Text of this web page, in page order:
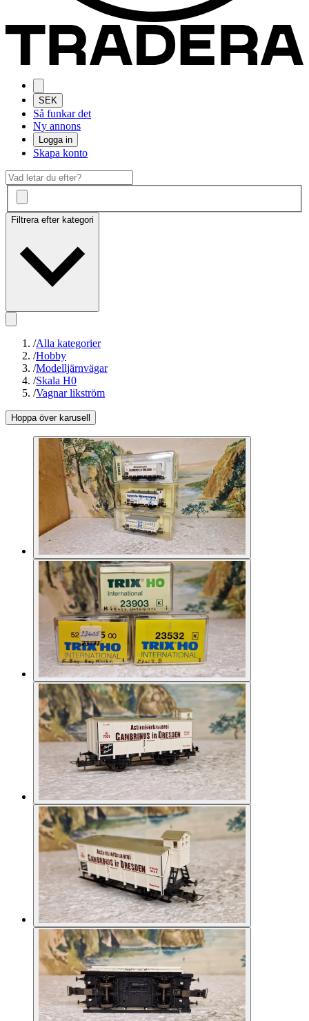
SEK
Så funkar det
Ny annons
Logga in
Skapa konto
Filtrera efter kategori
/Alla kategorier
/Hobby
/Modelljärnvägar
/Skala H0
/Vagnar likström
Hoppa över karusell